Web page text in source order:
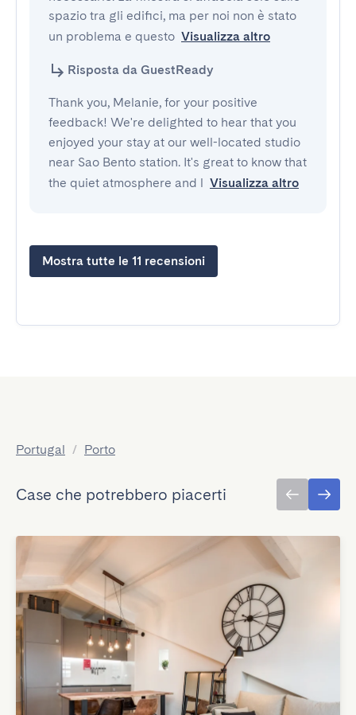
spazio tra gli edifici, ma per noi non è stato
un problema e questo Visualizza altro
Risposta da GuestReady
Thank you, Melanie, for your positive
feedback! We're delighted to hear that you
enjoyed your stay at our well-located studio
near Sao Bento station. It's great to know that
the quiet atmosphere and l Visualizza altro
Mostra tutte le 11 recensioni
Portugal / Porto
Case che potrebbero piacerti